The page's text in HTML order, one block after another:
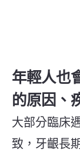
年輕人也
的原因、
大部分臨床
致 ，牙齦長